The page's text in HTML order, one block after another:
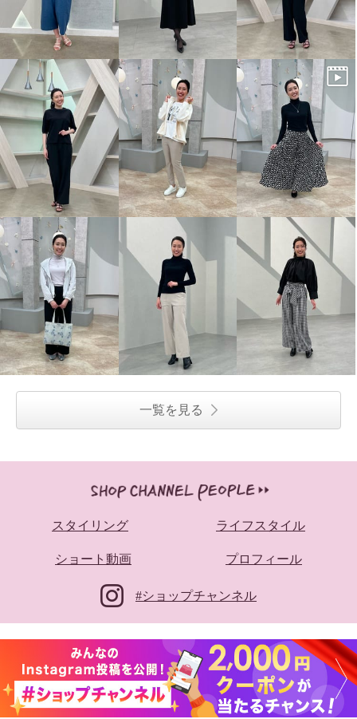
一覧を見る
スタイリング ライフスタイル
ショート動画 プロフィール
#ショップチャンネル